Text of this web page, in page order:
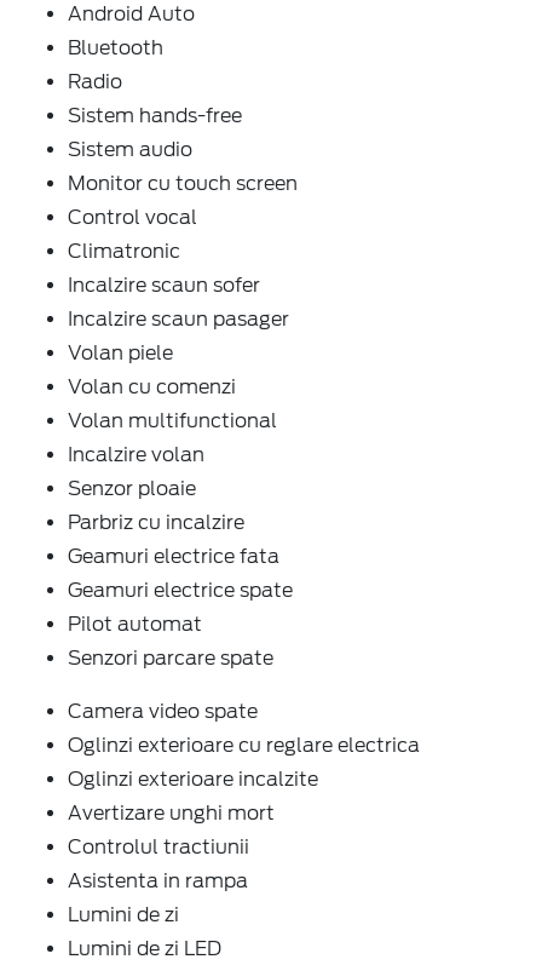
Android Auto
Bluetooth
Radio
Sistem hands-free
Sistem audio
Monitor cu touch screen
Control vocal
Climatronic
Incalzire scaun sofer
Incalzire scaun pasager
Volan piele
Volan cu comenzi
Volan multifunctional
Incalzire volan
Senzor ploaie
Parbriz cu incalzire
Geamuri electrice fata
Geamuri electrice spate
Pilot automat
Senzori parcare spate
Camera video spate
Oglinzi exterioare cu reglare electrica
Oglinzi exterioare incalzite
Avertizare unghi mort
Controlul tractiunii
Asistenta in rampa
Lumini de zi
Lumini de zi LED